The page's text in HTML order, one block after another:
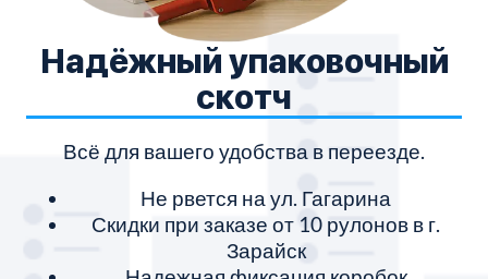
Надёжный упаковочный
скотч
Всё для вашего удобства в переезде.
Не рвется на ул. Гагарина
Скидки при заказе от 10 рулонов в г.
Зарайск